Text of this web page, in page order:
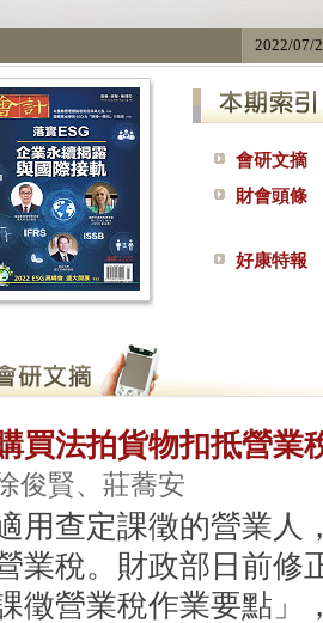
2022/07/
會研文摘
財會頭條
好康特報
買法拍貨物扣抵營業
俊賢、莊蕎安
用查定課徵的營業人
業稅。財政部日前修
徵營業稅作業要點」